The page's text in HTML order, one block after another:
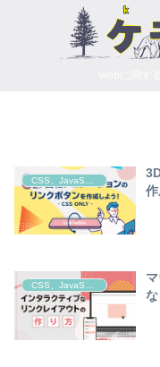
CSS、JavaScript